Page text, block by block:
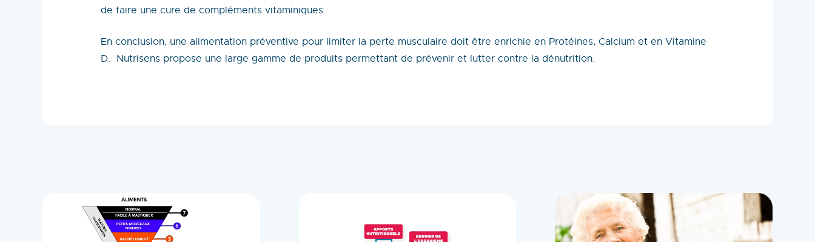
de faire une cure de compléments vitaminiques.
En conclusion, une alimentation préventive pour limiter la perte musculaire doit être enrichie en Protéines, Calcium et en Vitamine
D. Nutrisens propose une large gamme de produits permettant de prévenir et lutter contre la dénutrition.